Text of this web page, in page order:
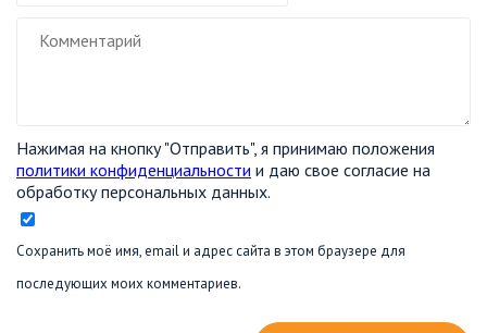
Нажимая на кнопку "Отправить", я принимаю положения
политики конфиденциальности и даю свое согласие на
обработку персональных данных.
Сохранить моё имя, email и адрес сайта в этом браузере для
последующих моих комментариев.